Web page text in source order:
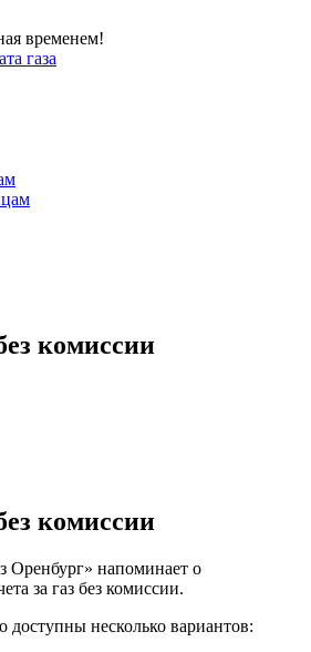
временем!
газа
комиссии
комиссии
Оренбург» напоминает о
за газ без комиссии.
доступны несколько вариантов: